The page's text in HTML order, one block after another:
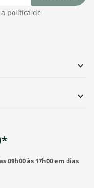
09h00 às 17h00 em dias


política de